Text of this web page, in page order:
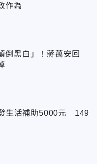
作為
倒黑白」！蔣萬安回
生活補助5000元 149